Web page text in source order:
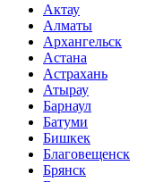
Актау
Алматы
Архангельск
Астана
Астрахань
Атырау
Барнаул
Батуми
Бишкек
Благовещенск
Брянск